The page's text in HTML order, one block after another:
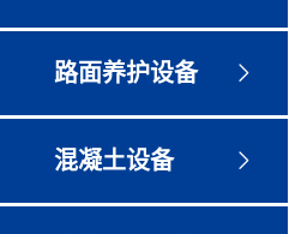
路面养护设备
混凝土设备